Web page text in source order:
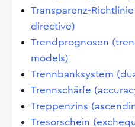
Transparenz-
directive)
Trendprognosen
models)
Trennbanksystem
Trennschärfe
Treppenzins
Tresorschein